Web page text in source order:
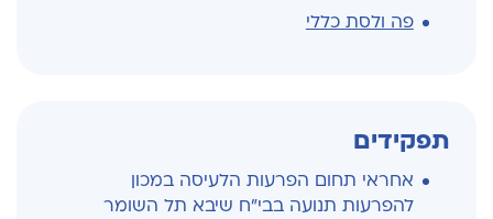
פה ולסת כללי
תפקידים
אחראי תחום הפרעות הלעיסה במכון
להפרעות תנועה בבי"ח שיבא תל השומר